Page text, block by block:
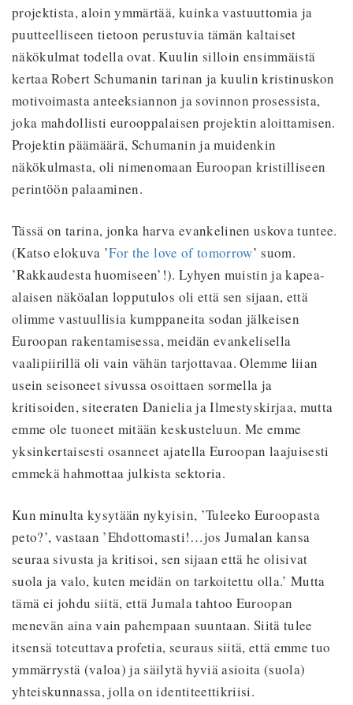
projektista, aloin ymmärtää, kuinka vastuuttomia ja
puutteelliseen tietoon perustuvia tämän kaltaiset
näkökulmat todella ovat. Kuulin silloin ensimmäistä
kertaa Robert Schumanin tarinan ja kuulin kristinuskon
motivoimasta anteeksiannon ja sovinnon prosessista,
joka mahdollisti eurooppalaisen projektin aloittamisen.
Projektin päämäärä, Schumanin ja muidenkin
näkökulmasta, oli nimenomaan Euroopan kristilliseen
perintöön palaaminen.
Tässä on tarina, jonka harva evankelinen uskova tuntee.
(Katso elokuva ’For the love of tomorrow’ suom.
’Rakkaudesta huomiseen’!). Lyhyen muistin ja kapea-
alaisen näköalan lopputulos oli että sen sijaan, että
olimme vastuullisia kumppaneita sodan jälkeisen
Euroopan rakentamisessa, meidän evankelisella
vaalipiirillä oli vain vähän tarjottavaa. Olemme liian
usein seisoneet sivussa osoittaen sormella ja
kritisoiden, siteeraten Danielia ja Ilmestyskirjaa, mutta
emme ole tuoneet mitään keskusteluun. Me emme
yksinkertaisesti osanneet ajatella Euroopan laajuisesti
emmekä hahmottaa julkista sektoria.
Kun minulta kysytään nykyisin, ’Tuleeko Euroopasta
peto?’, vastaan ’Ehdottomasti!…jos Jumalan kansa
seuraa sivusta ja kritisoi, sen sijaan että he olisivat
suola ja valo, kuten meidän on tarkoitettu olla.’ Mutta
tämä ei johdu siitä, että Jumala tahtoo Euroopan
menevän aina vain pahempaan suuntaan. Siitä tulee
itsensä toteuttava profetia, seuraus siitä, että emme tuo
ymmärrystä (valoa) ja säilytä hyviä asioita (suola)
yhteiskunnassa, jolla on identiteettikriisi.